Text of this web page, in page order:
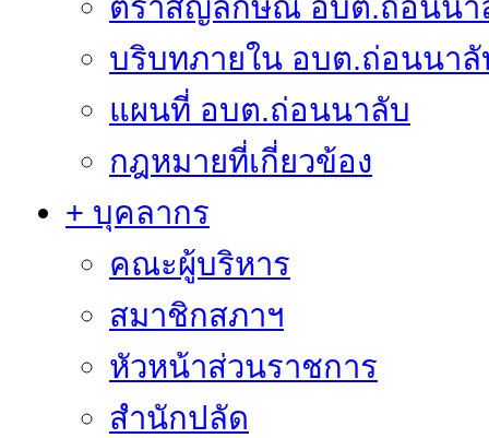
บริบทภายใน อบต.ถ่อนนา
แผนที่ อบต.ถ่อนนาลับ
กฎหมายที่เกี่ยวข้อง
+ บุคลากร
คณะผู้บริหาร
สมาชิกสภาฯ
หัวหน้าส่วนราชการ
สำนักปลัด